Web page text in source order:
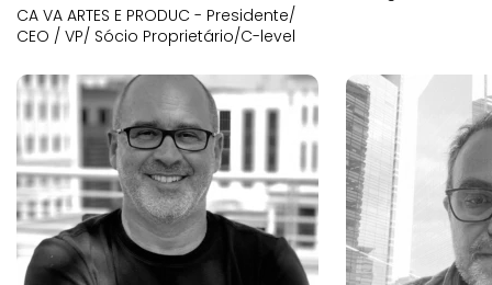
CA VA ARTES E PRODUC - Presidente/
CEO / VP/ Sócio Proprietário/C-level